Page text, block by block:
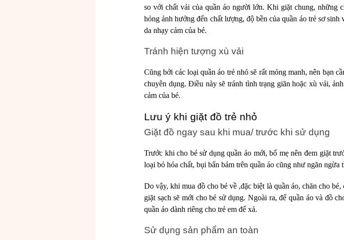
so với chất vải của quần áo người lớn. Khi giặt chung, những
hỏng ảnh hưởng đến chất lượng, độ bền của quần áo trẻ sơ
da nhạy cảm của bé.
Tránh hiện tượng xù vải
Cũng bởi các loại quần áo trẻ nhỏ sẽ rất mỏng manh, nên bạn
chuyên dụng. Điều này sẽ tránh tình trạng giãn hoặc xù vải,
cảm của bé.
Lưu ý khi giặt đồ trẻ nhỏ
Giặt đồ ngay sau khi mua/ trước khi sử dụng
Trước khi cho bé sử dụng quần áo mới, bố mẹ nên đem giặt
loại bỏ hóa chất, bụi bẩn bám trên quần áo cũng như ngăn
Do vậy, khi mua đồ cho bé về ,đặc biệt là quần áo, chăn cho
giặt sạch sẽ mới cho bé sử dụng. Ngoài ra, để quần áo và đồ
quần áo dành riêng cho trẻ em để xả.
Sử dụng sản phẩm an toàn